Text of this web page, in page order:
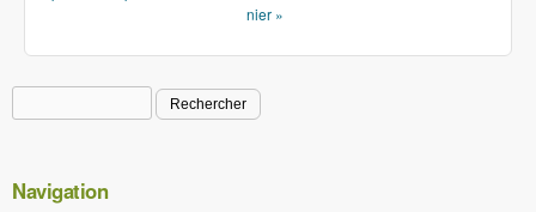
nier »
Formulaire de recherche
Navigation